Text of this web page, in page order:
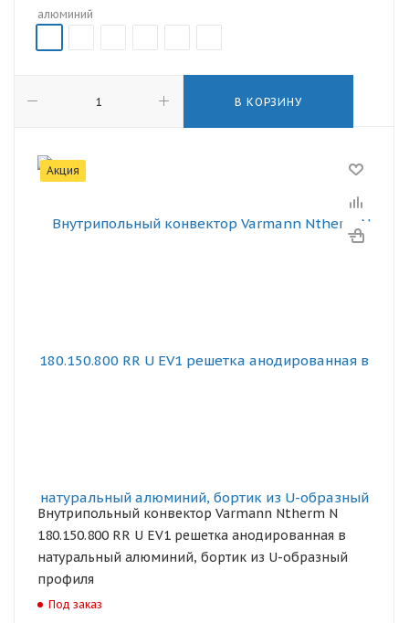
алюминий
В КОРЗИНУ
Акция
Внутрипольный конвектор Varmann Ntherm N
180.150.800 RR U EV1 решетка анодированная в
натуральный алюминий, бортик из U-образный
профиля
Под заказ